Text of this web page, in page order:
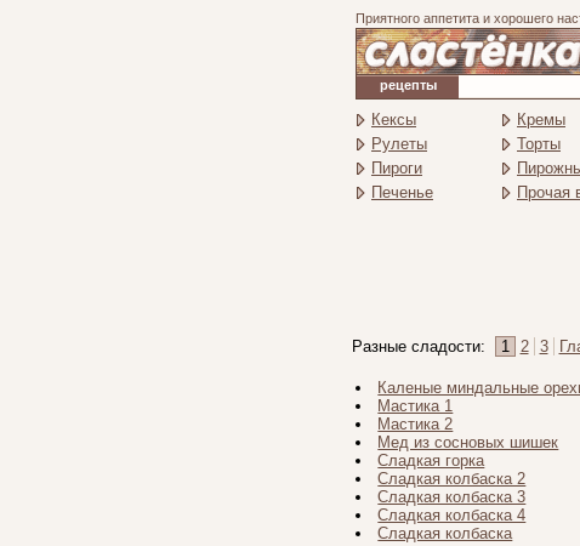
Приятного аппетита и хорошего
рецепты
Кексы
Рулеты
Пироги
Печенье
Кремы
Торты
Прочая
Разные сладости: 1 2 3
Каленые миндальные
Мастика 1
Мастика 2
Мед из сосновых шишек
Сладкая горка
Сладкая колбаска 2
Сладкая колбаска 3
Сладкая колбаска 4
Сладкая колбаска